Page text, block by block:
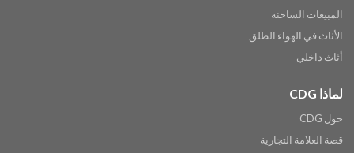
المبيعات الساخنة
الأثاث في الهواء الطلق
أثاث داخلي
لماذا CDG
حول CDG
قصة العلامة التجارية